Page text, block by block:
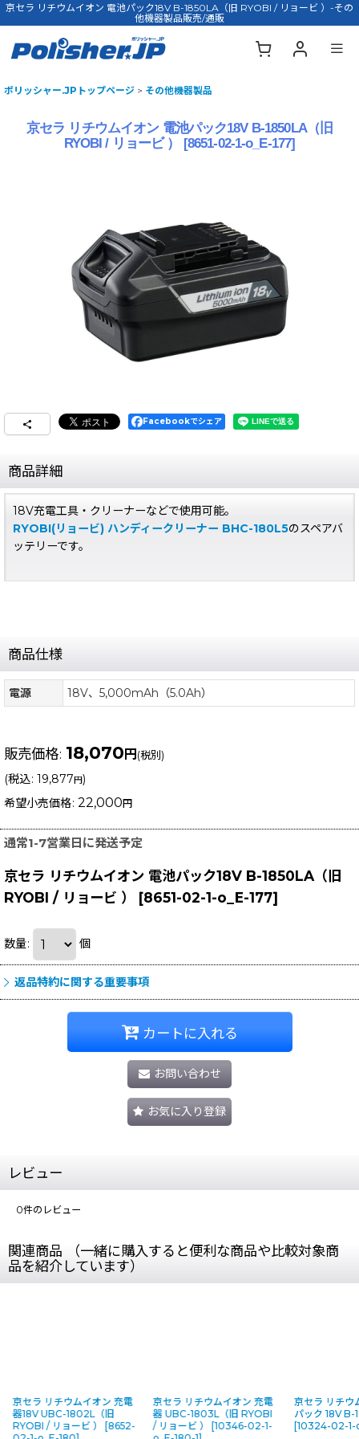
京セラ リチウムイオン 電池パック18V B-1850LA（旧 RYOBI / リョービ ）-その
他機器製品販売/通販
ポリッシャー.JPトップページ > その他機器製品
京セラ リチウムイオン 電池パック18V B-1850LA（旧
RYOBI / リョービ ）
[8651-02-1-o_E-177]
Facebookでシェア
商品詳細
18V充電工具・クリーナーなどで使用可能。
RYOBI(リョービ) ハンディークリーナー BHC-180L5のスペアバ
ッテリーです。
商品仕様
電源 18V、5,000mAh（5.0Ah）
販売価格: 18,070 円 (税別)
(税込: 19,877円)
希望小売価格: 22,000 円
通常1-7営業日に発送予定
京セラ リチウムイオン 電池パック18V B-1850LA（旧
RYOBI / リョービ ）
[8651-02-1-o_E-177]
数量: 個
返品特約に関する重要事項
カートに入れる
お問い合わせ
お気に入り登録
レビュー
0件のレビュー
関連商品 （一緒に購入すると便利な商品や比較対象商
品を紹介しています）
京セラ リチウムイオン 充電
器18V UBC-1802L（旧
RYOBI / リョービ ）
[8652-
京セラ リチウムイオン 充電
器 UBC-1803L（旧 RYOBI
/ リョービ ）
[10346-02-1-
京セラ リチウ
パック 18V B-
[10324-02-1-